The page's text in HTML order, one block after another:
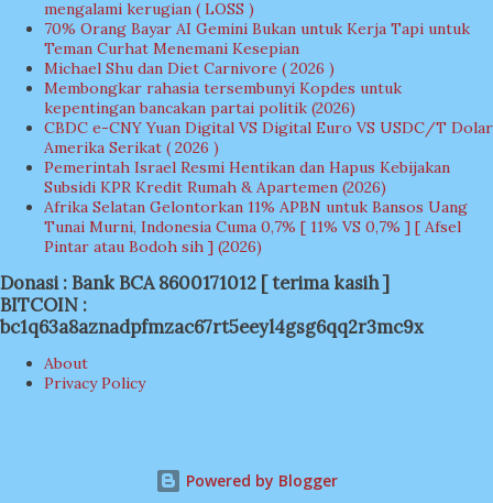
mengalami kerugian ( LOSS )
70% Orang Bayar AI Gemini Bukan untuk Kerja Tapi untuk
Teman Curhat Menemani Kesepian
Michael Shu dan Diet Carnivore ( 2026 )
Membongkar rahasia tersembunyi Kopdes untuk
kepentingan bancakan partai politik (2026)
CBDC e-CNY Yuan Digital VS Digital Euro VS USDC/T Dolar
Amerika Serikat ( 2026 )
Pemerintah Israel Resmi Hentikan dan Hapus Kebijakan
Subsidi KPR Kredit Rumah & Apartemen (2026)
Afrika Selatan Gelontorkan 11% APBN untuk Bansos Uang
Tunai Murni, Indonesia Cuma 0,7% [ 11% VS 0,7% ] [ Afsel
Pintar atau Bodoh sih ] (2026)
Donasi : Bank BCA 8600171012 [ terima kasih ]
BITCOIN :
bc1q63a8aznadpfmzac67rt5eeyl4gsg6qq2r3mc9x
About
Privacy Policy
Powered by Blogger